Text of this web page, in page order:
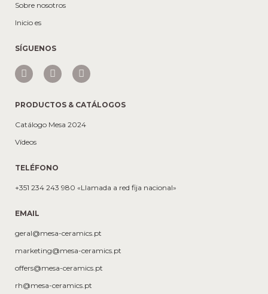
Sobre nosotros
Inicio es
SÍGUENOS
PRODUCTOS & CATÁLOGOS
Catálogo Mesa 2024
Vídeos
TELÉFONO
+351 234 243 980 «Llamada a red fija nacional»
EMAIL
geral@mesa-ceramics.pt
marketing@mesa-ceramics.pt
offers@mesa-ceramics.pt
rh@mesa-ceramics.pt